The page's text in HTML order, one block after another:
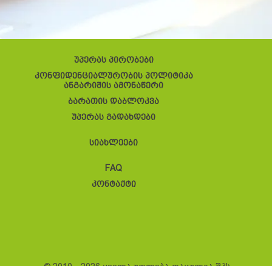
უპერას პირობები
კონფიდენციალურობის პოლიტიკა
ანგარიშის ამონაწერი
ბარათის დაბლოკვა
უპერას გადახდები
სიახლეები
FAQ
კონტაქტი